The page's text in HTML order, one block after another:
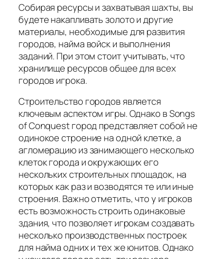
Собирая ресурсы и захватывая шахты, вы
будете накапливать золото и другие
материалы, необходимые для развития
городов, найма войск и выполнения
заданий. При этом стоит учитывать, что
хранилище ресурсов общее для всех
городов игрока.
Строительство городов является
ключевым аспектом игры. Однако в Songs
of Conquest город представляет собой не
одинокое строение на одной клетке, а
агломерацию из занимающего несколько
клеток города и окружающих его
нескольких строительных площадок, на
которых как раз и возводятся те или иные
строения. Важно отметить, что у игроков
есть возможность строить одинаковые
здания, что позволяет игрокам создавать
несколько производственных построек
для найма одних и тех же юнитов. Однако